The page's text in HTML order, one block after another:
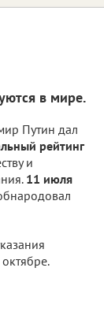
в мире.
Путин дал
рейтинг
и
11 июля